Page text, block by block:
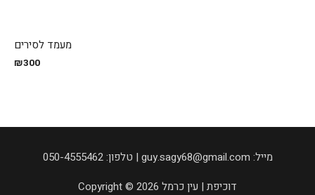
מעמד לסירים
₪300
050-4555462 :טלפון | guy.sagy68@gmail.com :מייל
Copyright © 2026 דוכיפת | עין כרמל